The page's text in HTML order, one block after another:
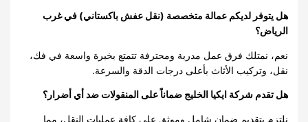
هل يتوفر لديكم عمالة متخصصة (نقل عفش باكستاني) في غرب
الرياض؟
نعم، نمتلك فرق عمل مدربة ومحترفة تتمتع بخبرة واسعة في فك،
نقل، وتركيب الأثاث بأعلى درجات الدقة والسرعة.
هل تقدم شركة ايكيا الخليج ضماناً على المنقولات ضد أي أضرار؟
نلتزم بتقديم ضمان شامل وموثق على كافة عمليات النقل، مما